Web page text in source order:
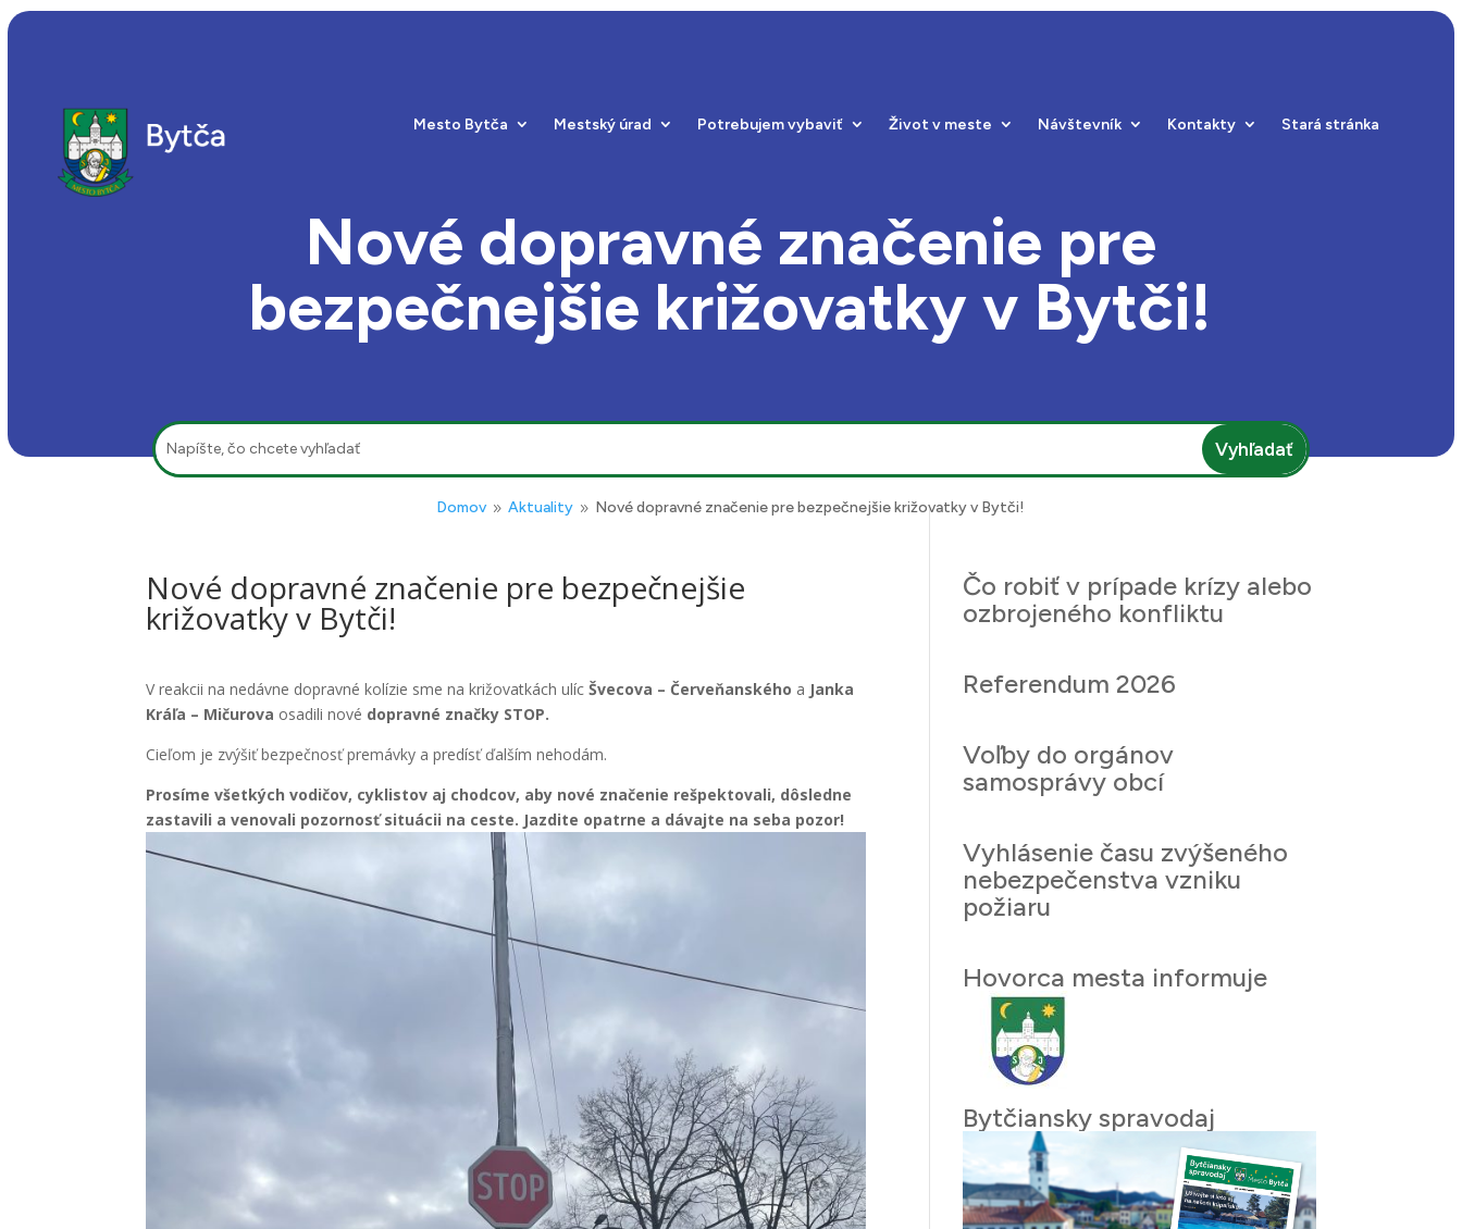
Mesto Bytča Mestský úrad Potrebujem vybaviť Život v meste Návštevník Kontakty Stará stránka
Nové dopravné značenie pre
bezpečnejšie križovatky v Bytči!
Hľadať:
Domov 9 Aktuality 9 Nové dopravné značenie pre bezpečnejšie križovatky v Bytči!
Nové dopravné značenie pre bezpečnejšie
križovatky v Bytči!
V reakcii na nedávne dopravné kolízie sme na križovatkách ulícŠvecova – Červeňanského a Janka
Kráľa – Mičurova osadili nové dopravné značky STOP.
Cieľom je zvýšiť bezpečnosť premávky a predísť ďalším nehodám.
Prosíme všetkých vodičov, cyklistov aj chodcov, aby nové značenie rešpektovali, dôsledne
zastavili a venovali pozornosť situácii na ceste. Jazdite opatrne a dávajte na seba pozor!
Čo robiť v prípade krízy alebo
ozbrojeného konfliktu
Referendum 2026
Voľby do orgánov
samosprávy obcí
Vyhlásenie času zvýšeného
nebezpečenstva vzniku
požiaru
Hovorca mesta informuje
Bytčiansky spravodaj